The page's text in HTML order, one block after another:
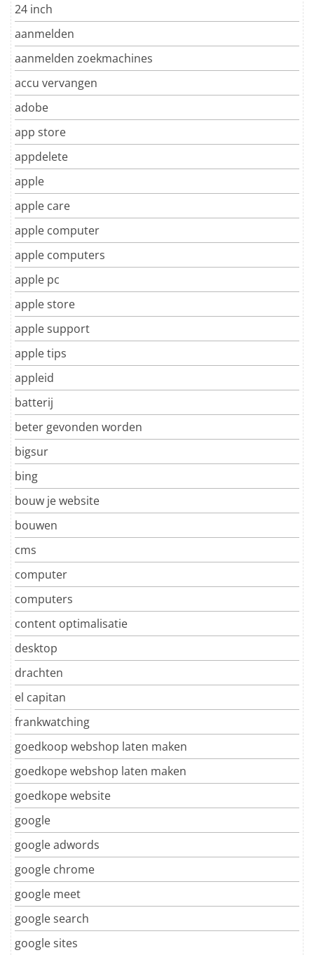
24 inch
aanmelden
aanmelden zoekmachines
accu vervangen
adobe
app store
appdelete
apple
apple care
apple computer
apple computers
apple pc
apple store
apple support
apple tips
appleid
batterij
beter gevonden worden
bigsur
bing
bouw je website
bouwen
cms
computer
computers
content optimalisatie
desktop
drachten
el capitan
frankwatching
goedkoop webshop laten maken
goedkope webshop laten maken
goedkope website
google
google adwords
google chrome
google meet
google search
google sites